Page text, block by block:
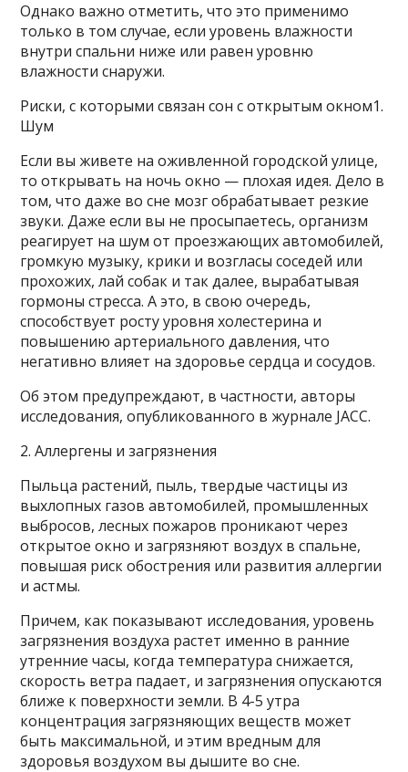
Однако важно отметить, что это применимо
только в том случае, если уровень влажности
внутри спальни ниже или равен уровню
влажности снаружи.
Риски, с которыми связан сон с открытым окном1.
Шум
Если вы живете на оживленной городской улице,
то открывать на ночь окно — плохая идея. Дело в
том, что даже во сне мозг обрабатывает резкие
звуки. Даже если вы не просыпаетесь, организм
реагирует на шум от проезжающих автомобилей,
громкую музыку, крики и возгласы соседей или
прохожих, лай собак и так далее, вырабатывая
гормоны стресса. А это, в свою очередь,
способствует росту уровня холестерина и
повышению артериального давления, что
негативно влияет на здоровье сердца и сосудов.
Об этом предупреждают, в частности, авторы
исследования, опубликованного в журнале JACC.
2. Аллергены и загрязнения
Пыльца растений, пыль, твердые частицы из
выхлопных газов автомобилей, промышленных
выбросов, лесных пожаров проникают через
открытое окно и загрязняют воздух в спальне,
повышая риск обострения или развития аллергии
и астмы.
Причем, как показывают исследования, уровень
загрязнения воздуха растет именно в ранние
утренние часы, когда температура снижается,
скорость ветра падает, и загрязнения опускаются
ближе к поверхности земли. В 4-5 утра
концентрация загрязняющих веществ может
быть максимальной, и этим вредным для
здоровья воздухом вы дышите во сне.